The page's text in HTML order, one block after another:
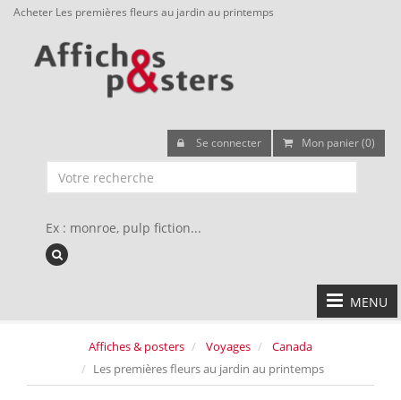
Acheter Les premières fleurs au jardin au printemps
Se connecter Mon panier (0)
Ex : monroe, pulp fiction...
MENU
Affiches & posters Voyages
Canada
Les premières fleurs au jardin au printemps